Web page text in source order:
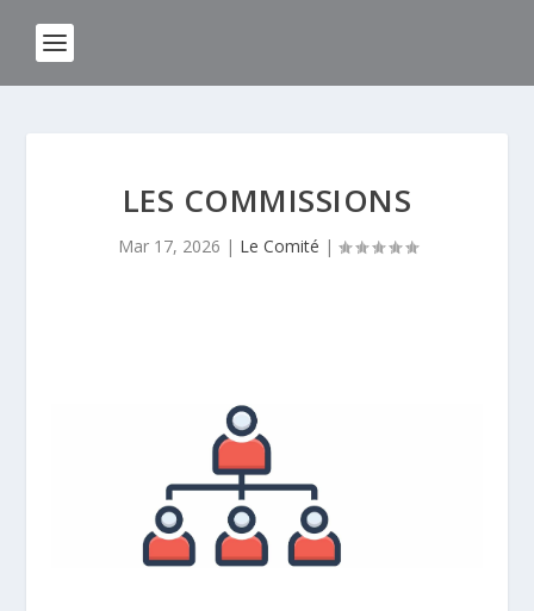
LES COMMISSIONS
Mar 17, 2026 | Le Comité |